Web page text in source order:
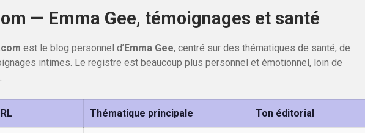
— Emma Gee, témoignages et santé
est le blog personnel d’Emma Gee, centré sur des thématiques de santé, de
intimes. Le registre est beaucoup plus personnel et émotionnel, loin de
Thématique principale Ton éditorial